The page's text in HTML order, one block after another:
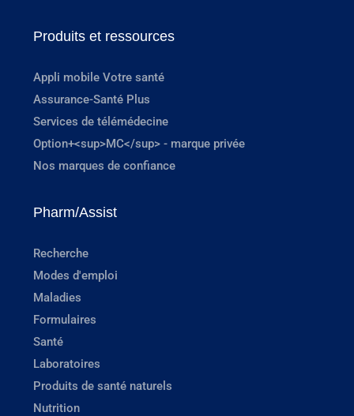
Produits et ressources
Appli mobile Votre santé
Assurance-Santé Plus
Services de télémédecine
Option+<sup>MC</sup> - marque privée
Nos marques de confiance
Pharm/Assist
Recherche
Modes d'emploi
Maladies
Formulaires
Santé
Laboratoires
Produits de santé naturels
Nutrition